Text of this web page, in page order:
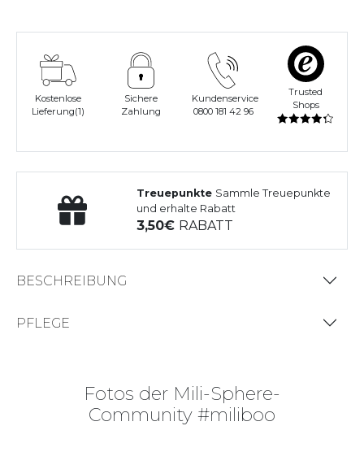
Kostenlose
Lieferung(1)
Sichere
Zahlung
Kundenservice
0800 181 42 96
Trusted
Shops
Treuepunkte Sammle Treuepunkte
und erhalte Rabatt
3,50 RABATT
BESCHREIBUNG
PFLEGE
Fotos der Mili-Sphere-
Community #miliboo